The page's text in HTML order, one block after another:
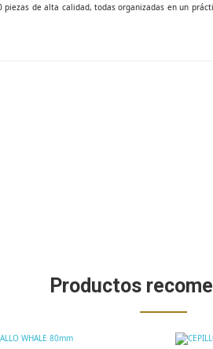
de alta calidad, todas organizadas en un
Productos